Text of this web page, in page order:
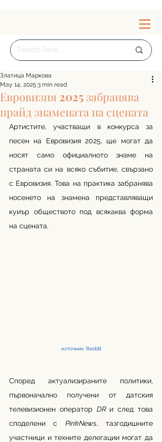
Евровизия 2025 забранява
прайд знамената на сцената
Златица Маркова
May 14, 2025 3 min read
Артистите, участващи в конкурса за
песен на Евровизия 2025, ще могат да
носят само официалното знаме на
страната си на всяко събитие, свързано
с Евровизия. Това на практика забранява
носенето на знамена представляващи
куиър обществото под всякаква форма
на сцената.
източник: Reddit
Според актуализираните политики,
първоначално получени от датския
телевизионен оператор DR и след това
споделени с PinkNews, тазгодишните
участници и техните делегации могат да